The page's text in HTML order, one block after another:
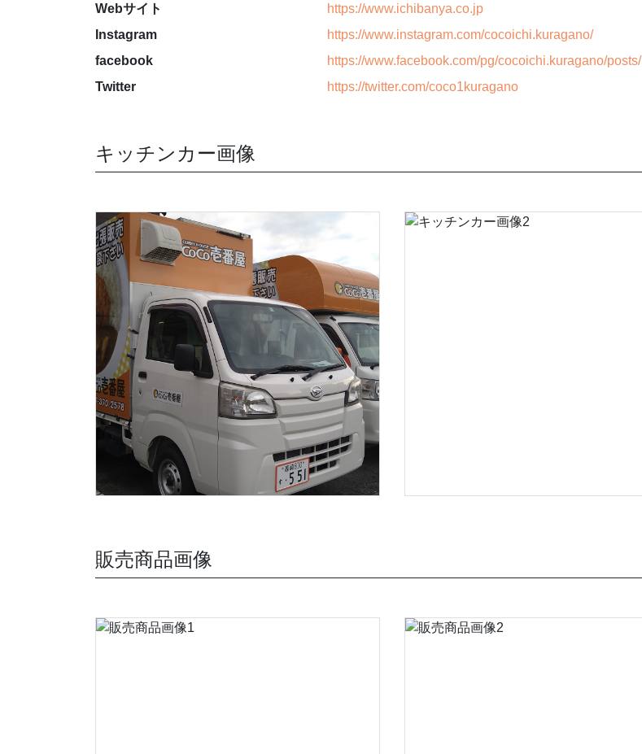
Webサイト
https://www.ichibanya.co.jp
Instagram
https://www.instagram.com/cocoichi.kuragano/
facebook
https://www.facebook.com/pg/cocoichi.kuragano/posts/
Twitter
https://twitter.com/coco1kuragano
キッチンカー画像
販売商品画像